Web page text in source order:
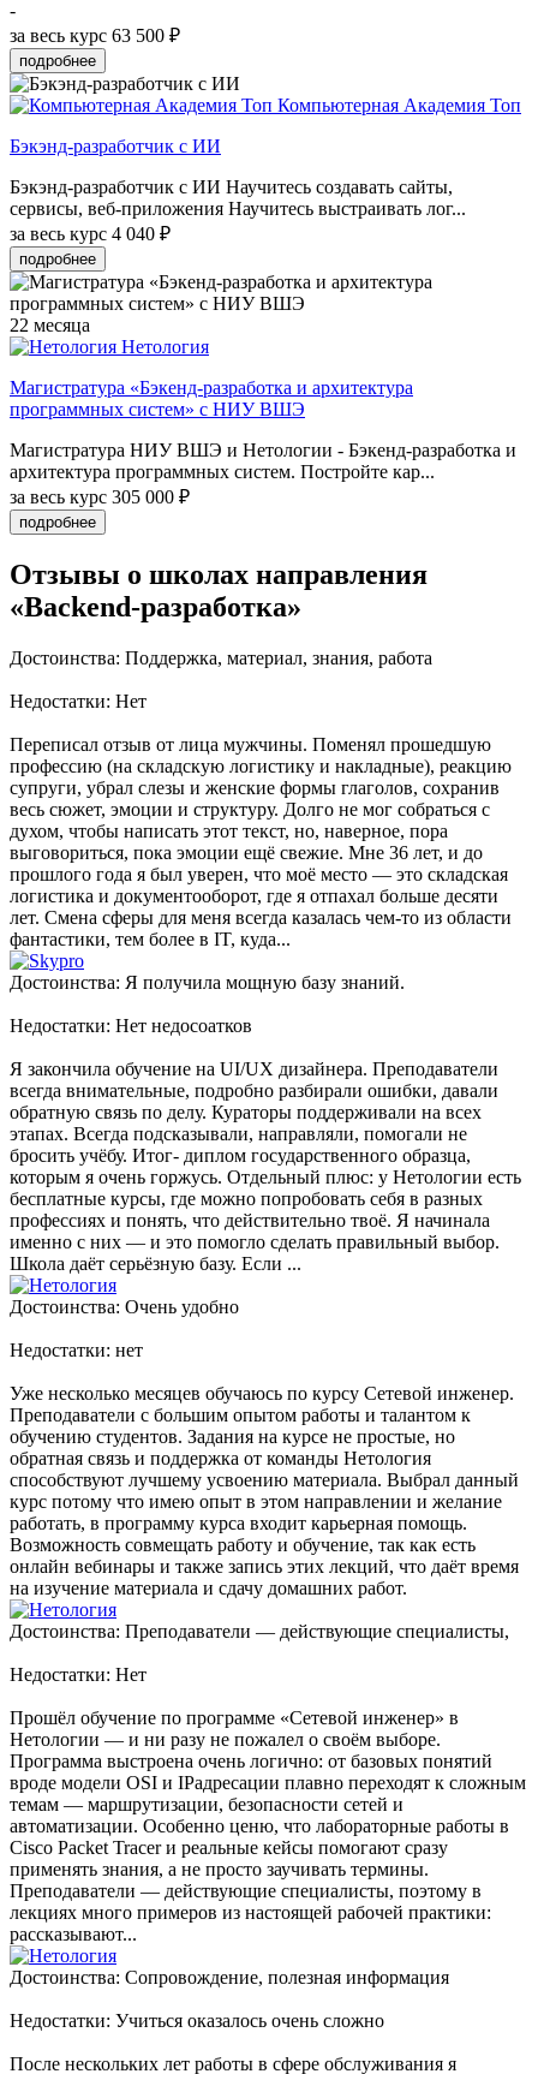
-
за весь курс 63 500 ₽
подробнее
Компьютерная Академия Топ
Бэкэнд-разработчик с ИИ
Бэкэнд-разработчик с ИИ Научитесь создавать сайты,
сервисы, веб-приложения Научитесь выстраивать лог...
за весь курс 4 040 ₽
подробнее
22 месяца
Нетология
Магистратура «Бэкенд-разработка и архитектура
программных систем» с НИУ ВШЭ
Магистратура НИУ ВШЭ и Нетологии - Бэкенд-разработка и
архитектура программных систем. Постройте кар...
за весь курс 305 000 ₽
подробнее
Отзывы о школах направления
«Backend-разработка»
Достоинства: Поддержка, материал, знания, работа
Недостатки: Нет
Переписал отзыв от лица мужчины. Поменял прошедшую
профессию (на складскую логистику и накладные), реакцию
супруги, убрал слезы и женские формы глаголов, сохранив
весь сюжет, эмоции и структуру. Долго не мог собраться с
духом, чтобы написать этот текст, но, наверное, пора
выговориться, пока эмоции ещё свежие. Мне 36 лет, и до
прошлого года я был уверен, что моё место — это складская
логистика и документооборот, где я отпахал больше десяти
лет. Смена сферы для меня всегда казалась чем-то из области
фантастики, тем более в IT, куда...
Достоинства: Я получила мощную базу знаний.
Недостатки: Нет недосоатков
Я закончила обучение на UI/UX дизайнера. Преподаватели
всегда внимательные, подробно разбирали ошибки, давали
обратную связь по делу. Кураторы поддерживали на всех
этапах. Всегда подсказывали, направляли, помогали не
бросить учёбу. Итог- диплом государственного образца,
которым я очень горжусь. Отдельный плюс: у Нетологии есть
бесплатные курсы, где можно попробовать себя в разных
профессиях и понять, что действительно твоё. Я начинала
именно с них — и это помогло сделать правильный выбор.
Школа даёт серьёзную базу. Если ...
Достоинства: Очень удобно
Недостатки: нет
Уже несколько месяцев обучаюсь по курсу Сетевой инженер.
Преподаватели с большим опытом работы и талантом к
обучению студентов. Задания на курсе не простые, но
обратная связь и поддержка от команды Нетология
способствуют лучшему усвоению материала. Выбрал данный
курс потому что имею опыт в этом направлении и желание
работать, в программу курса входит карьерная помощь.
Возможность совмещать работу и обучение, так как есть
онлайн вебинары и также запись этих лекций, что даёт время
на изучение материала и сдачу домашних работ.
Достоинства: Преподаватели — действующие специалисты,
Недостатки: Нет
Прошёл обучение по программе «Сетевой инженер» в
Нетологии — и ни разу не пожалел о своём выборе.
Программа выстроена очень логично: от базовых понятий
вроде модели OSI и IPадресации плавно переходят к сложным
темам — маршрутизации, безопасности сетей и
автоматизации. Особенно ценю, что лабораторные работы в
Cisco Packet Tracer и реальные кейсы помогают сразу
применять знания, а не просто заучивать термины.
Преподаватели — действующие специалисты, поэтому в
лекциях много примеров из настоящей рабочей практики:
рассказывают...
Достоинства: Сопровождение, полезная информация
Недостатки: Учиться оказалось очень сложно
После нескольких лет работы в сфере обслуживания я